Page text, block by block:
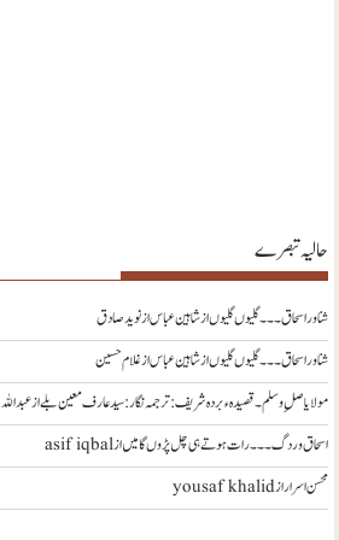
حالیہ تبصرے
شناور اسحاق ۔۔۔ گلیوں گلیوں از شاہین عباسازنويد صادق
شناور اسحاق ۔۔۔ گلیوں گلیوں از شاہین عباسازغلام حسین
مولا یا صلِ وسلم ۔قصیدہ ء بردہ شریف: ترجمہ نگار : سید عارف معین بلےازعبداللہ
اسحاق وردگ ۔۔۔ رات ہوتے ہی چل پڑوں گا میںازasif iqbal
محسن اسرارازyousaf khalid